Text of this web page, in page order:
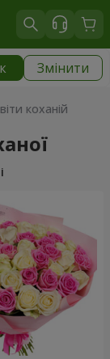
Змінити
коханій